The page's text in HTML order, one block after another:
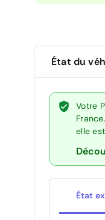
État du
Votre
elle
État